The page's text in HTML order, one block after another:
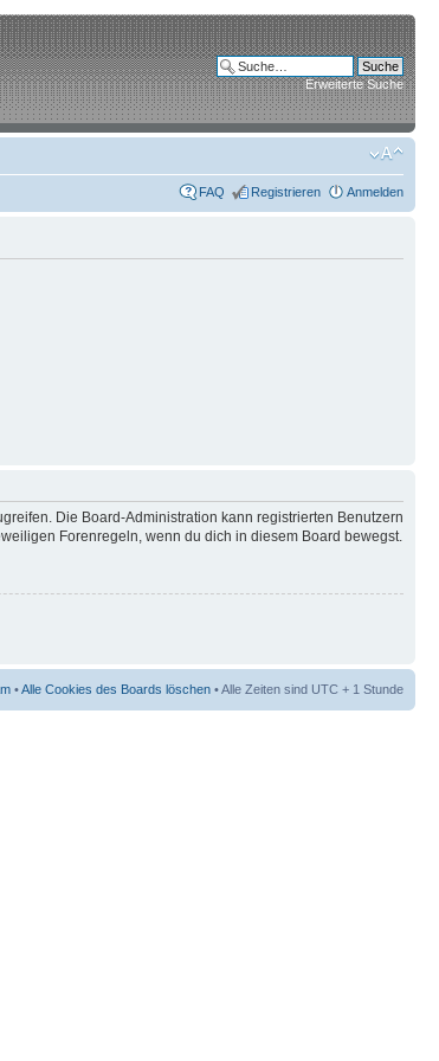
Erweiterte Suche
FAQ Registrieren Anmelden
Die Board-Administration kann registrierten Benutzern
Forenregeln, wenn du dich in diesem Board bewegst.
•Alle Cookies des Boards löschen • Alle Zeiten sind UTC + 1 Stunde